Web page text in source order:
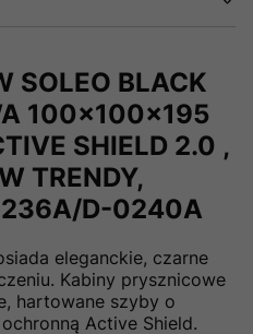
SOLEO BLACK
100x100x195
SHIELD 2.0 ,
TRENDY,
D-0240A
eleganckie, czarne
Kabiny prysznicowe
hartowane szyby o
Active Shield.